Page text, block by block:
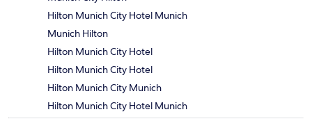
Hilton Munich City Hotel Munich
Munich Hilton
Hilton Munich City Hotel
Hilton Munich City Hotel
Hilton Munich City Munich
Hilton Munich City Hotel Munich